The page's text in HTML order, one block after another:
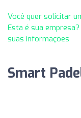
Você quer solicitar
Esta é sua
suas informações
Smart